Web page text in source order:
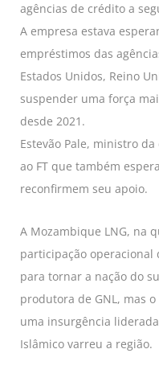
agências de crédito a
A empresa estava
empréstimos das
Estados Unidos, Reino
suspender uma força
desde 2021.
Estevão Pale, ministro
ao FT que também
reconfirmem seu apoio.
A Mozambique LNG, na
participação operacional
para tornar a nação do
produtora de GNL, mas
uma insurgência
Islâmico varreu a região.